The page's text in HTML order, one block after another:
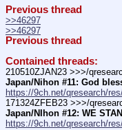
Previous thread
>>46297
>>46297
Previous thread
Contained threads:
210510ZJAN23 >>>/
Japan/Nihon #11: God
https://9ch.net/qresearch/
171324ZFEB23 >>>/
Japan/NIhon #12: WE
https://9ch.net/qresearch/